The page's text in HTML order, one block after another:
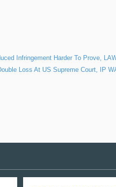
Infringement Harder To Prove,
Loss At US Supreme Court, IP